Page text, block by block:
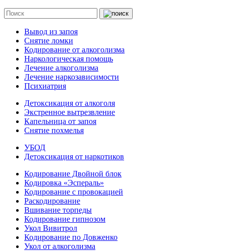
Вывод из запоя
Снятие ломки
Кодирование от алкоголизма
Наркологическая помощь
Лечение алкоголизма
Лечение наркозависимости
Психиатрия
Детоксикация от алкоголя
Экстренное вытрезвление
Капельница от запоя
Снятие похмелья
УБОД
Детоксикация от наркотиков
Кодирование Двойной блок
Кодировка «Эспераль»
Кодирование с провокацией
Раскодирование
Вшивание торпеды
Кодирование гипнозом
Укол Вивитрол
Кодирование по Довженко
Укол от алкоголизма